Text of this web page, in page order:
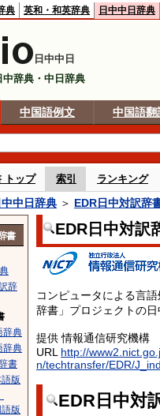
典 英和・和英辞典 日中中日辞典
日中中日
辞典・中日辞典
中国語例文 中国語翻
トップ 索引 ランキング
中中日辞典 ＞ EDR日中対訳辞
EDR日中対訳
コンピュータによる言
辞書」プロジェクトの日
提供 情報通信研究機構
URL http://
n/techtransfer/EDR/
EDR日中対
書
辞
辞典
辞典
書
版
版